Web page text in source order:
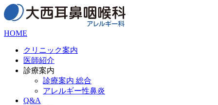
HOME
クリニック案内
医師紹介
診療案内
診療案内 総合
アレルギー性鼻炎
Q&A